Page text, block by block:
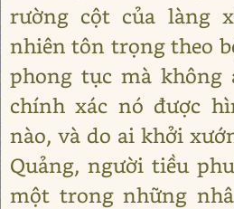
rường cột của làng
nhiên tôn trọng theo
phong tục mà không
chính xác nó được
nào, và do ai khởi
Quảng, người tiều
một trong những